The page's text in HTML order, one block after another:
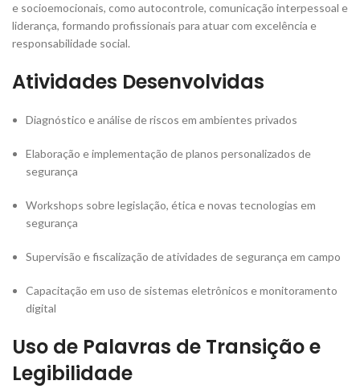
e socioemocionais, como autocontrole, comunicação interpessoal e
liderança, formando profissionais para atuar com excelência e
responsabilidade social.
Atividades Desenvolvidas
Diagnóstico e análise de riscos em ambientes privados
Elaboração e implementação de planos personalizados de
segurança
Workshops sobre legislação, ética e novas tecnologias em
segurança
Supervisão e fiscalização de atividades de segurança em campo
Capacitação em uso de sistemas eletrônicos e monitoramento
digital
Uso de Palavras de Transição e
Legibilidade